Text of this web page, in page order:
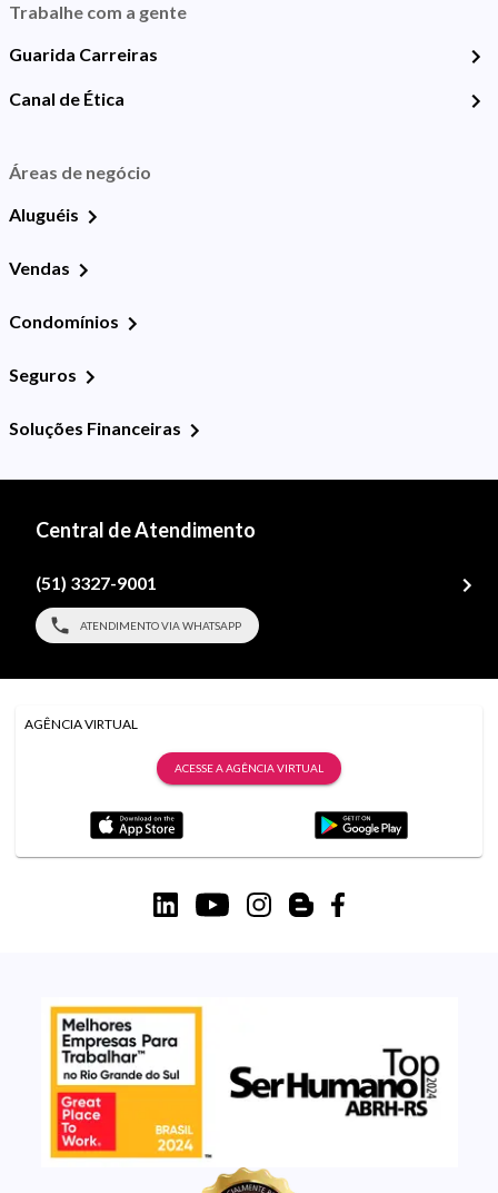
Trabalhe com a gente
Guarida Carreiras
Canal de Ética
Áreas de negócio
Aluguéis
Vendas
Condomínios
Seguros
Soluções Financeiras
Central de Atendimento
(51) 3327-9001
ATENDIMENTO VIA WHATSAPP
AGÊNCIA VIRTUAL
ACESSE A AGÊNCIA VIRTUAL